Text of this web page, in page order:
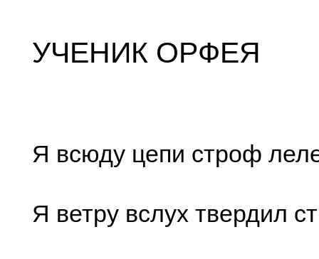
УЧЕНИК ОРФЕЯ
Я всюду цепи строф
Я ветру вслух твердил